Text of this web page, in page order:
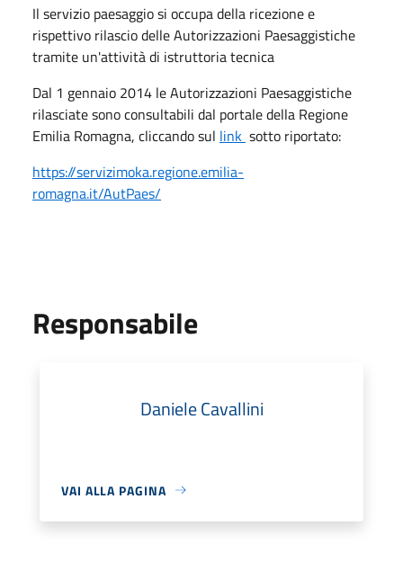
Il servizio paesaggio si occupa della ricezione e
rispettivo rilascio delle Autorizzazioni Paesaggistiche
tramite un'attività di istruttoria tecnica
Dal 1 gennaio 2014 le Autorizzazioni Paesaggistiche
rilasciate sono consultabili dal portale della Regione
Emilia Romagna, cliccando sul link sotto riportato:
https://servizimoka.regione.emilia-
romagna.it/AutPaes/
Responsabile
Daniele Cavallini
VAI ALLA PAGINA